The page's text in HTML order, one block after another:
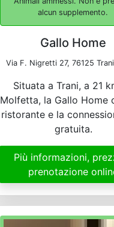
alcun supplemento.
Gallo Home
Via F. Nigretti 27, 76125
Situata a Trani, a 21
Molfetta, la Gallo Home
ristorante e la
gratuita.
Più informazioni,
prenotazione